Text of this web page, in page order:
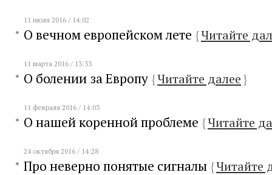
11 июля 2016 / 14:02
О вечном европейском лете {Читайте
11 марта 2016 / 13:33
О болении за Европу {Читайте далее}
11 февраля 2016 / 14:03
О нашей коренной проблеме {Читайте
24 октября 2016 / 14:28
Про неверно понятые сигналы {Читайте